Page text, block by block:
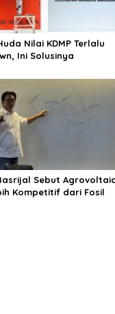
Nilai KDMP Terlalu
Ini Solusinya
Sebut Agrovoltaic
Kompetitif dari Fosil